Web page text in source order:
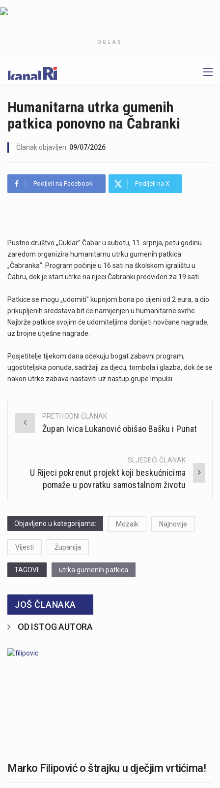
OGLAS
Humanitarna utrka gumenih
patkica ponovno na Čabranki
Članak objavljen: 09/07/2026
Podijeli na Facebook Podijeli na X
Pustno društvo „Cuklar” Čabar u subotu, 11. srpnja, petu godinu
zaredom organizira humanitarnu utrku gumenih patkica
„Čabranka”. Program počinje u 16 sati na školskom igralištu u
Čabru, dok je start utrke na rijeci Čabranki predviđen za 19 sati.
Patkice se mogu „udomiti” kupnjom bona po cijeni od 2 eura, a dio
prikupljenih sredstava bit će namijenjen u humanitarne svrhe.
Najbrže patkice svojim će udomiteljima donijeti novčane nagrade,
uz brojne utješne nagrade.
Posjetitelje tijekom dana očekuju bogat zabavni program,
ugostiteljska ponuda, sadržaji za djecu, tombola i glazba, dok će se
nakon utrke zabava nastaviti uz nastup grupe Impulsi.
Post
navigation
PRETHODNI ČLANAK
Župan Ivica Lukanović obišao Bašku i Punat
SLJEDEĆI ČLANAK
U Rijeci pokrenut projekt koji beskućnicima
pomaže u povratku samostalnom životu
Objavljeno u kategorijama: Mozaik Najnovije
Vijesti Županija
TAGOVI: utrka gumenih patkica
JOŠ ČLANAKA
OD ISTOG AUTORA
Marko Filipović o štrajku u dječjim vrtićima!